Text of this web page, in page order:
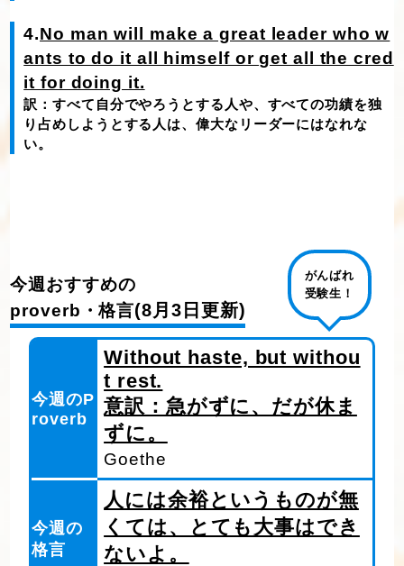
4.No man will make a great leader who w
ants to do it all himself or get all the cred
it for doing it.
訳：すべて自分でやろうとする人や、すべての功績を独
り占めしようとする人は、偉大なリーダーにはなれな
い。
今週おすすめの
proverb・格言(8月3日更新)
がんばれ
受験生！
今週のP
roverb
Without haste, but withou
t rest.
意訳：急がずに、だが休ま
ずに。
Goethe
今週の
格言
人には余裕というものが無
くては、とても大事はでき
ないよ。